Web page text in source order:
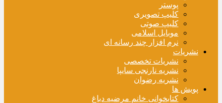
پوستر
کلیپ تصویری
کلیپ صوتی
موبایل اسلامی
نرم افزار چند رسانه ای
نشریات
نشریات تخصصی
نشریه نارنجی سایپا
نشریه رضوان
پویش ها
کتابخوانی خانم مرضیه دباغ